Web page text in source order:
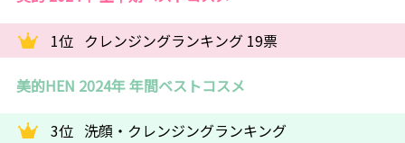
1位 クレンジングランキング 19票
美的HEN 2024年 年間ベストコスメ
3位 洗顔・クレンジングランキング